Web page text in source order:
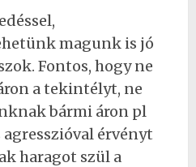
magunk is jó
Fontos, hogy ne
a tekintélyt, ne
bármi áron pl
érvényt
haragot szül a